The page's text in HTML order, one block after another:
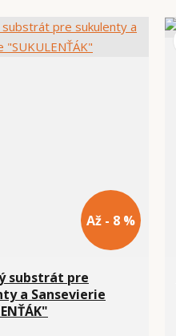
Až - 8 %
substrát pre
a Sansevierie